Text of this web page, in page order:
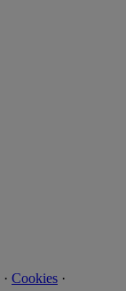
· Cookies ·